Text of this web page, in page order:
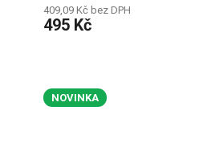
409,09 Kč bez DPH
495 Kč
NOVINKA